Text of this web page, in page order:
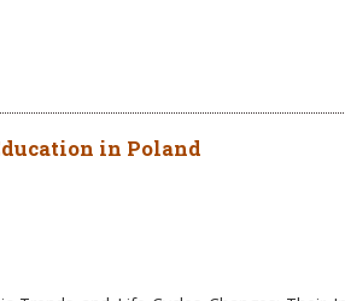
in Poland